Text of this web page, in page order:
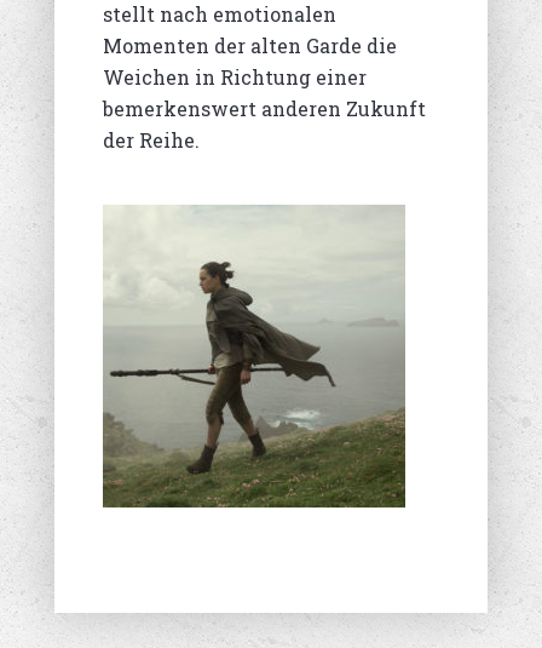
stellt nach emotionalen
Momenten der alten Garde die
Weichen in Richtung einer
bemerkenswert anderen Zukunft
der Reihe.